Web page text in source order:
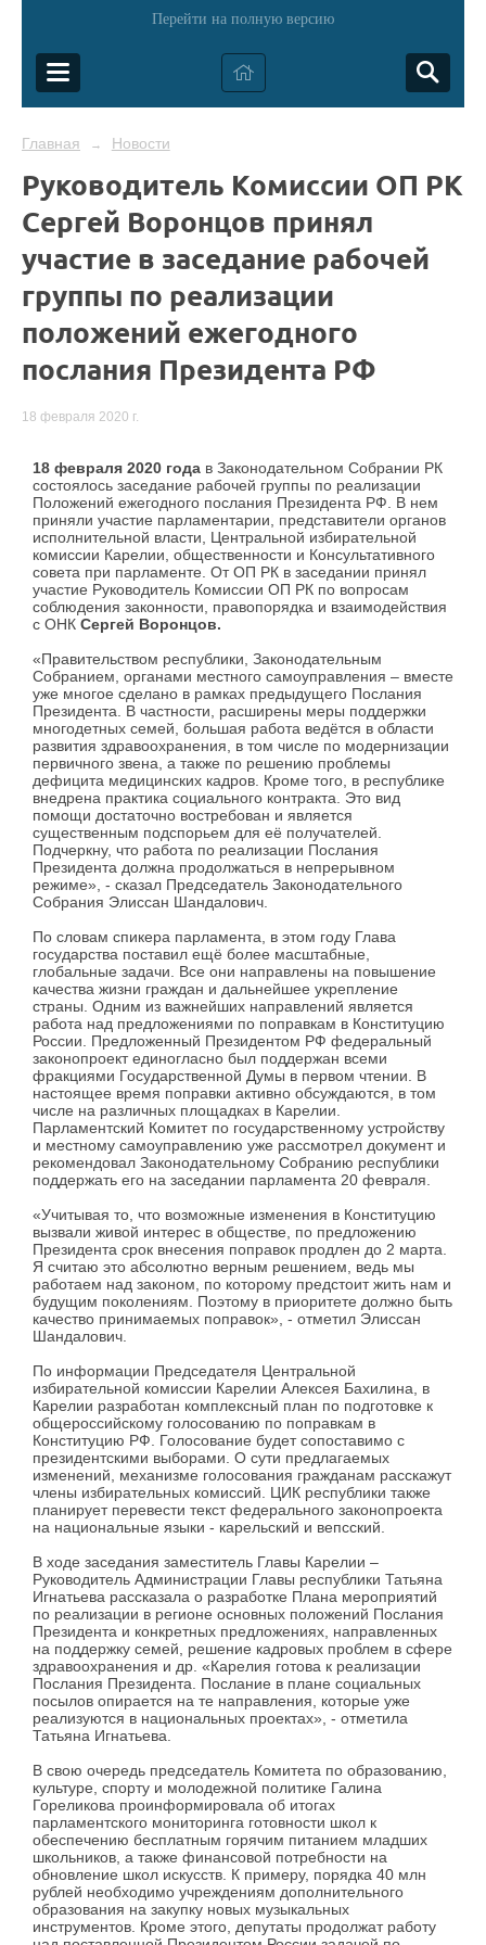
Перейти на полную версию
Главная → Новости
Руководитель Комиссии ОП РК
Сергей Воронцов принял
участие в заседание рабочей
группы по реализации
положений ежегодного
послания Президента РФ
18 февраля 2020 г.
18 февраля 2020 года в Законодательном Собрании РК
состоялось заседание рабочей группы по реализации
Положений ежегодного послания Президента РФ. В нем
приняли участие парламентарии, представители органов
исполнительной власти, Центральной избирательной
комиссии Карелии, общественности и Консультативного
совета при парламенте. От ОП РК в заседании принял
участие Руководитель Комиссии ОП РК по вопросам
соблюдения законности, правопорядка и взаимодействия
с ОНК Сергей Воронцов.
«Правительством республики, Законодательным
Собранием, органами местного самоуправления – вместе
уже многое сделано в рамках предыдущего Послания
Президента. В частности, расширены меры поддержки
многодетных семей, большая работа ведётся в области
развития здравоохранения, в том числе по модернизации
первичного звена, а также по решению проблемы
дефицита медицинских кадров. Кроме того, в республике
внедрена практика социального контракта. Это вид
помощи достаточно востребован и является
существенным подспорьем для её получателей.
Подчеркну, что работа по реализации Послания
Президента должна продолжаться в непрерывном
режиме», - сказал Председатель Законодательного
Собрания Элиссан Шандалович.
По словам спикера парламента, в этом году Глава
государства поставил ещё более масштабные,
глобальные задачи. Все они направлены на повышение
качества жизни граждан и дальнейшее укрепление
страны. Одним из важнейших направлений является
работа над предложениями по поправкам в Конституцию
России. Предложенный Президентом РФ федеральный
законопроект единогласно был поддержан всеми
фракциями Государственной Думы в первом чтении. В
настоящее время поправки активно обсуждаются, в том
числе на различных площадках в Карелии.
Парламентский Комитет по государственному устройству
и местному самоуправлению уже рассмотрел документ и
рекомендовал Законодательному Собранию республики
поддержать его на заседании парламента 20 февраля.
«Учитывая то, что возможные изменения в Конституцию
вызвали живой интерес в обществе, по предложению
Президента срок внесения поправок продлен до 2 марта.
Я считаю это абсолютно верным решением, ведь мы
работаем над законом, по которому предстоит жить нам и
будущим поколениям. Поэтому в приоритете должно быть
качество принимаемых поправок», - отметил Элиссан
Шандалович.
По информации Председателя Центральной
избирательной комиссии Карелии Алексея Бахилина, в
Карелии разработан комплексный план по подготовке к
общероссийскому голосованию по поправкам в
Конституцию РФ. Голосование будет сопоставимо с
президентскими выборами. О сути предлагаемых
изменений, механизме голосования гражданам расскажут
члены избирательных комиссий. ЦИК республики также
планирует перевести текст федерального законопроекта
на национальные языки - карельский и вепсский.
В ходе заседания заместитель Главы Карелии –
Руководитель Администрации Главы республики Татьяна
Игнатьева рассказала о разработке Плана мероприятий
по реализации в регионе основных положений Послания
Президента и конкретных предложениях, направленных
на поддержку семей, решение кадровых проблем в сфере
здравоохранения и др. «Карелия готова к реализации
Послания Президента. Послание в плане социальных
посылов опирается на те направления, которые уже
реализуются в национальных проектах», - отметила
Татьяна Игнатьева.
В свою очередь председатель Комитета по образованию,
культуре, спорту и молодежной политике Галина
Гореликова проинформировала об итогах
парламентского мониторинга готовности школ к
обеспечению бесплатным горячим питанием младших
школьников, а также финансовой потребности на
обновление школ искусств. К примеру, порядка 40 млн
рублей необходимо учреждениям дополнительного
образования на закупку новых музыкальных
инструментов. Кроме этого, депутаты продолжат работу